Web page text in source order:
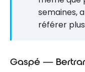
pour unsemaines,
référer
Gaspé —